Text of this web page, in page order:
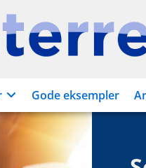
Gode eksempler